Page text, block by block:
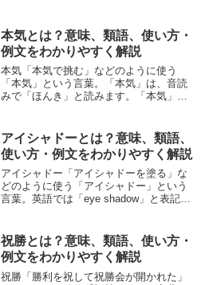
について、小説などの用例を紹介しなが
ら、わかりやすく解説して...
本気とは？意味、類語、使い方・
例文をわかりやすく解説
本気「本気で挑む」などのように使う
「本気」という言葉。「本気」は、音読
みで「ほんき」と読みます。「本気」と
類語について、小説などの用例を紹介し
ながら、わかりやすく解説し...
アイシャドーとは？意味、類語、
使い方・例文をわかりやすく解説
アイシャドー「アイシャドーを塗る」な
どのように使う「アイシャドー」という
言葉。英語では「eye shadow」と表記し
「アイシャドー」の意味や使い方や類語
について、小説...
祝勝とは？意味、類語、使い方・
例文をわかりやすく解説
祝勝「勝利を祝して祝勝会が開かれた」